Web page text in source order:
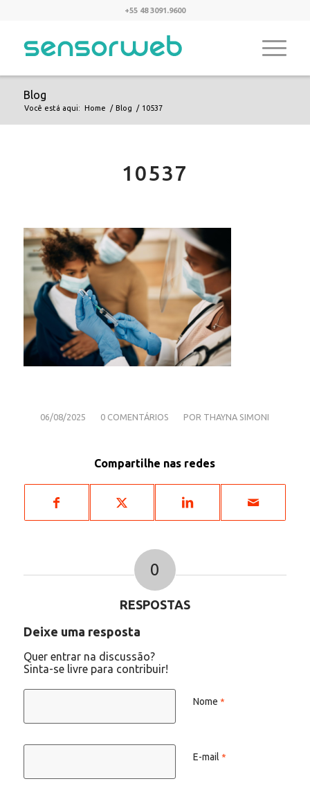
+55 48 3091.9600
Blog
Você está aqui: Home / Blog / 10537
10537
06/08/2025
/ 0 COMENTÁRIOS
/ POR THAYNA SIMONI
Compartilhe nas redes
0
RESPOSTAS
Deixe uma resposta
Quer entrar na discussão?
Sinta-se livre para contribuir!
Nome *
E-mail *